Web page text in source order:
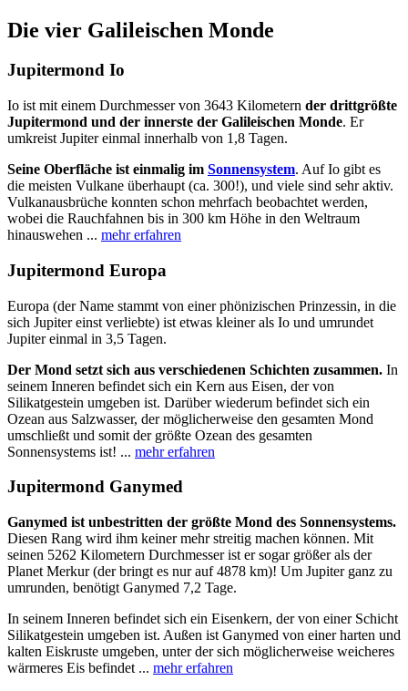
Die vier Galileischen Monde
Jupitermond Io
Io ist mit einem Durchmesser von 3643 Kilometern der drittgrößte
Jupitermond und der innerste der Galileischen Monde. Er
umkreist Jupiter einmal innerhalb von 1,8 Tagen.
Seine Oberfläche ist einmalig im Sonnensystem. Auf Io gibt es
die meisten Vulkane überhaupt (ca. 300!), und viele sind sehr aktiv.
Vulkanausbrüche konnten schon mehrfach beobachtet werden,
wobei die Rauchfahnen bis in 300 km Höhe in den Weltraum
hinauswehen ... mehr erfahren
Jupitermond Europa
Europa (der Name stammt von einer phönizischen Prinzessin, in die
sich Jupiter einst verliebte) ist etwas kleiner als Io und umrundet
Jupiter einmal in 3,5 Tagen.
Der Mond setzt sich aus verschiedenen Schichten zusammen. In
seinem Inneren befindet sich ein Kern aus Eisen, der von
Silikatgestein umgeben ist. Darüber wiederum befindet sich ein
Ozean aus Salzwasser, der möglicherweise den gesamten Mond
umschließt und somit der größte Ozean des gesamten
Sonnensystems ist! ... mehr erfahren
Jupitermond Ganymed
Ganymed ist unbestritten der größte Mond des Sonnensystems.
Diesen Rang wird ihm keiner mehr streitig machen können. Mit
seinen 5262 Kilometern Durchmesser ist er sogar größer als der
Planet Merkur (der bringt es nur auf 4878 km)! Um Jupiter ganz zu
umrunden, benötigt Ganymed 7,2 Tage.
In seinem Inneren befindet sich ein Eisenkern, der von einer Schicht
Silikatgestein umgeben ist. Außen ist Ganymed von einer harten und
kalten Eiskruste umgeben, unter der sich möglicherweise weicheres
wärmeres Eis befindet ... mehr erfahren